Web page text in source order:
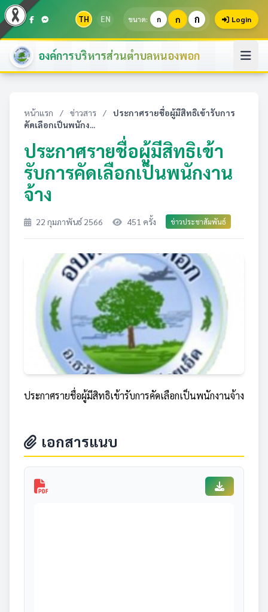
TH EN ขนาด: ก ก ก Login
องค์การบริหารส่วนตำบลหนองพอก
หน้าแรก / ข่าวสาร /
ประกาศรายชื่อผู้มีสิทธิเข้ารับการ
คัดเลือกเป็นพนักง...
ประกาศรายชื่อผู้มีสิทธิเข้า
รับการคัดเลือกเป็นพนักงาน
จ้าง
22 กุมภาพันธ์ 2566 451 ครั้ง ข่าวประชาสัมพันธ์
ประกาศรายชื่อผู้มีสิทธิเข้ารับการคัดเลือกเป็นพนักงานจ้าง
เอกสารแนบ